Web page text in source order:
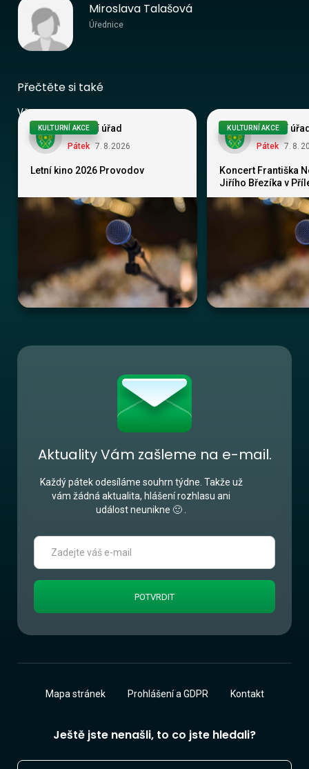
Miroslava Talašová
Úřednice
Přečtěte si také
Vše
Obecní úřad
Pátek 7. 8. 2026
Letní kino 2026 Provodov
KULTURNÍ AKCE Obecní
Pátek 7. 8.
Koncert Františka
Jiřího Březíka v
KULTURNÍ AKCE
Aktuality Vám zašleme na e-mail.
Každý pátek odesíláme souhrn týdne. Takže už
vám žádná aktualita, hlášení rozhlasu ani
událost neunikne 🙂 .
Ještě jste nenašli, to co jste hledali?
Mapa stránek Prohlášení a GDPR Kontakt